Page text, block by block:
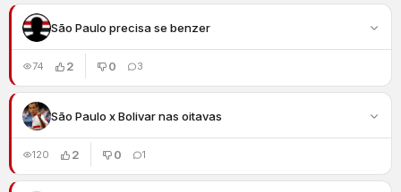
São Paulo precisa se benzer
74 2 0 3
São Paulo x Bolivar nas oitavas
120 2 0 1